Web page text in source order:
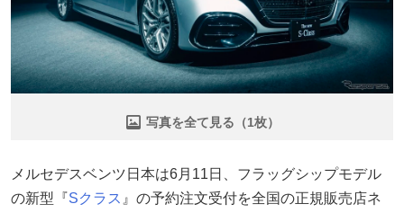
写真を全て見る（1枚）
メルセデスベンツ日本は6月11日、フラッグシップモデル
の新型『Sクラス 』の予約注文受付を全国の正規販売店ネ